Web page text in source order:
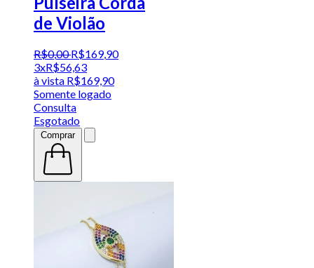
de Violão
R$0,00 R$169,90
3xR$56,63
à vista R$169,90
Somente logado
Consulta
Esgotado
Comprar